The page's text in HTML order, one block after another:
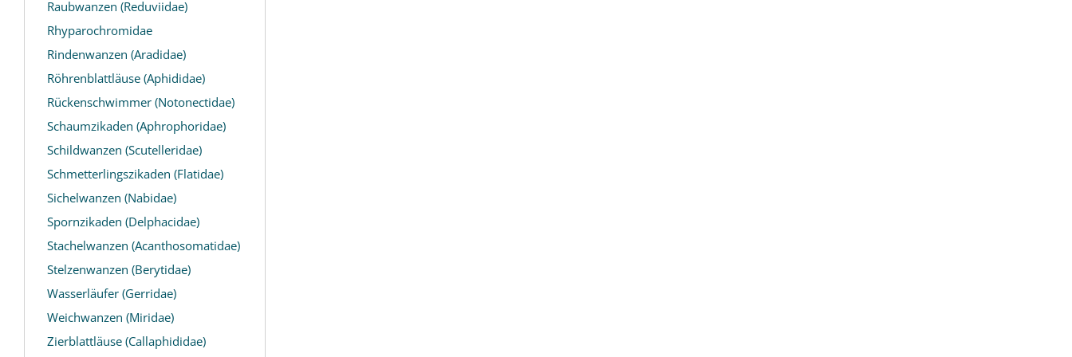
Raubwanzen (Reduviidae)
Rhyparochromidae
Rindenwanzen (Aradidae)
Röhrenblattläuse (Aphididae)
Rückenschwimmer (Notonectidae)
Schaumzikaden (Aphrophoridae)
Schildwanzen (Scutelleridae)
Schmetterlingszikaden (Flatidae)
Sichelwanzen (Nabidae)
Spornzikaden (Delphacidae)
Stachelwanzen (Acanthosomatidae)
Stelzenwanzen (Berytidae)
Wasserläufer (Gerridae)
Weichwanzen (Miridae)
Zierblattläuse (Callaphididae)